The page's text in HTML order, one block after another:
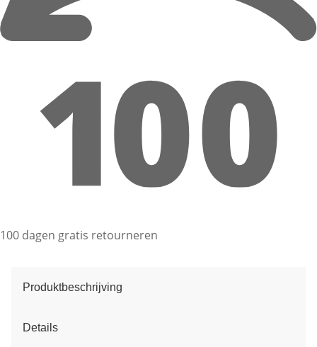
100 dagen gratis retourneren
Produktbeschrijving
Details